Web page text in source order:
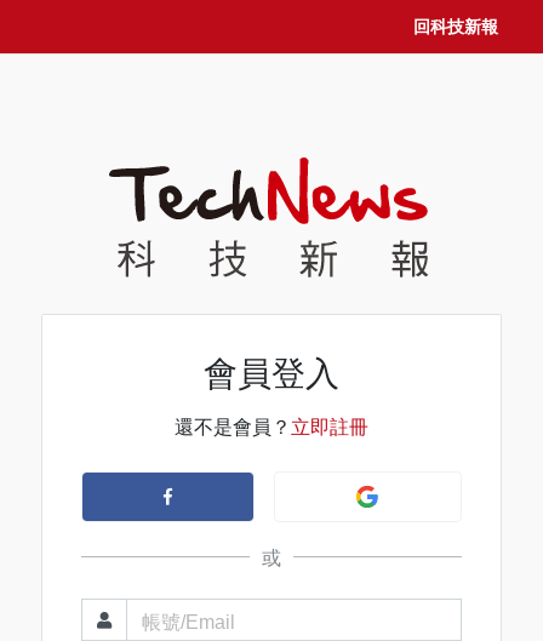
回科技新報
會員登入
還不是會員？ 立即註冊
或
帳號/Email